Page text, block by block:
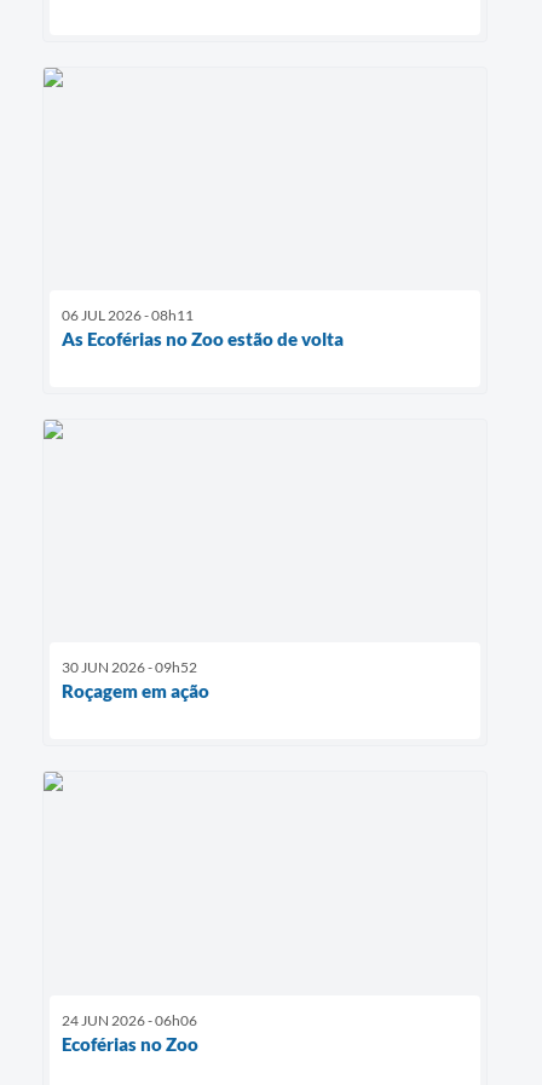
06 JUL 2026 - 08h11
As Ecoférias no Zoo estão de volta
30 JUN 2026 - 09h52
Roçagem em ação
24 JUN 2026 - 06h06
Ecoférias no Zoo